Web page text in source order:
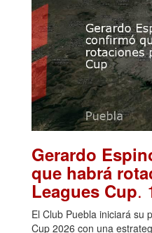
Gerardo
que habrá
Leagues Cup.
El Club Puebla iniciará su
Cup 2026 con una